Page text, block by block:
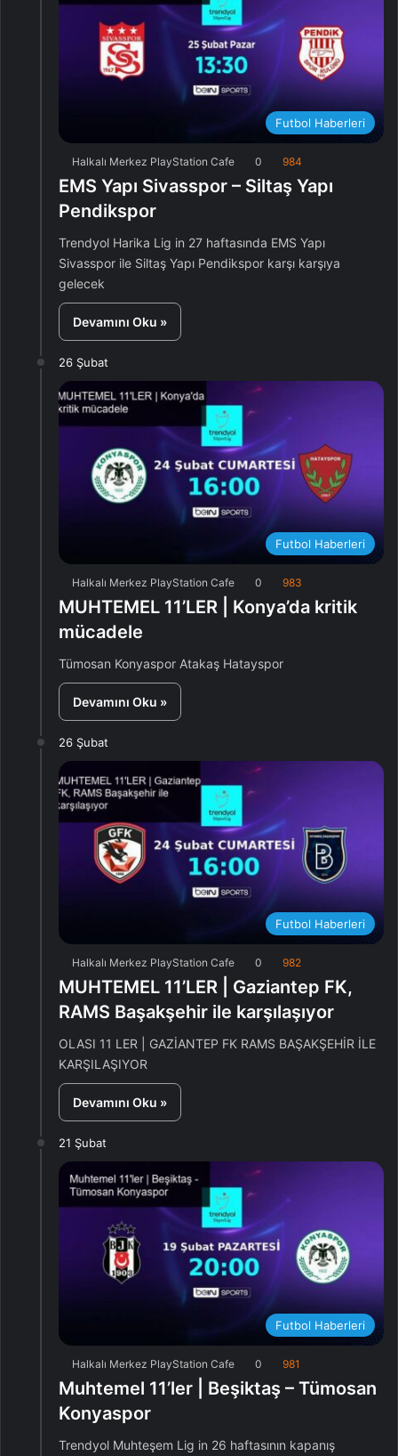
Futbol Haberleri
Halkalı Merkez PlayStation Cafe 0 984
EMS Yapı Sivasspor – Siltaş Yapı
Pendikspor
Trendyol Harika Lig in 27 haftasında EMS Yapı
Sivasspor ile Siltaş Yapı Pendikspor karşı karşıya
gelecek
Devamını Oku »
26 Şubat
Futbol Haberleri
Halkalı Merkez PlayStation Cafe 0 983
MUHTEMEL 11’LER | Konya’da kritik
mücadele
Tümosan Konyaspor Atakaş Hatayspor
Devamını Oku »
26 Şubat
Futbol Haberleri
Halkalı Merkez PlayStation Cafe 0 982
MUHTEMEL 11’LER | Gaziantep FK,
RAMS Başakşehir ile karşılaşıyor
OLASI 11 LER | GAZİANTEP FK RAMS BAŞAKŞEHİR İLE
KARŞILAŞIYOR
Devamını Oku »
21 Şubat
Futbol Haberleri
Halkalı Merkez PlayStation Cafe 0 981
Muhtemel 11’ler | Beşiktaş – Tümosan
Konyaspor
Trendyol Muhteşem Lig in 26 haftasının kapanış